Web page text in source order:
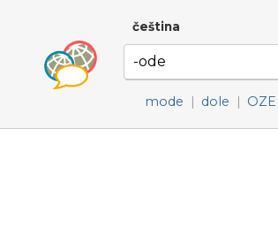
čeština
mode | dole | OZE